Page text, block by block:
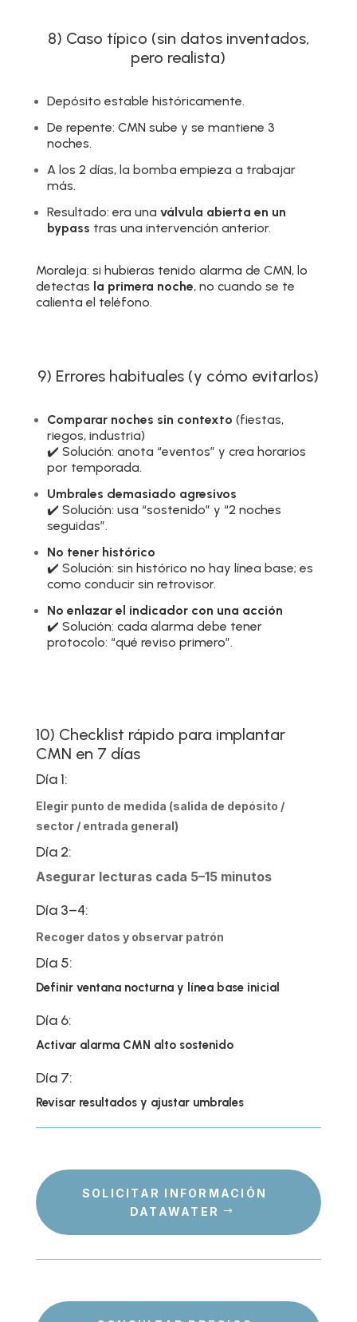
8) Caso típico (sin datos inventados,
pero realista)
Depósito estable históricamente.
De repente: CMN sube y se mantiene 3
noches.
A los 2 días, la bomba empieza a trabajar
más.
Resultado: era una válvula abierta en un
bypass tras una intervención anterior.
Moraleja: si hubieras tenido alarma de CMN, lo
detectas la primera noche, no cuando se te
calienta el teléfono.
9) Errores habituales (y cómo evitarlos)
Comparar noches sin contexto (fiestas,
riegos, industria)
✔️ Solución: anota “eventos” y crea horarios
por temporada.
Umbrales demasiado agresivos
✔️ Solución: usa “sostenido” y “2 noches
seguidas”.
No tener histórico
✔️ Solución: sin histórico no hay línea base; es
como conducir sin retrovisor.
No enlazar el indicador con una acción
✔️ Solución: cada alarma debe tener
protocolo: “qué reviso primero”.
10) Checklist rápido para implantar
CMN en 7 días
Día 1:
Elegir punto de medida (salida de depósito /
sector / entrada general)
Día 2:
Asegurar lecturas cada 5–15 minutos
Día 3–4:
Recoger datos y observar patrón
Día 5:
Definir ventana nocturna y línea base inicial
Día 6:
Activar alarma CMN alto sostenido
Día 7:
Revisar resultados y ajustar umbrales
SOLICITAR INFORMACIÓN
DATAWATER